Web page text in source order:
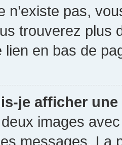
n’existe pas,
trouverez plus
lien en bas de
je afficher
images
messages. La